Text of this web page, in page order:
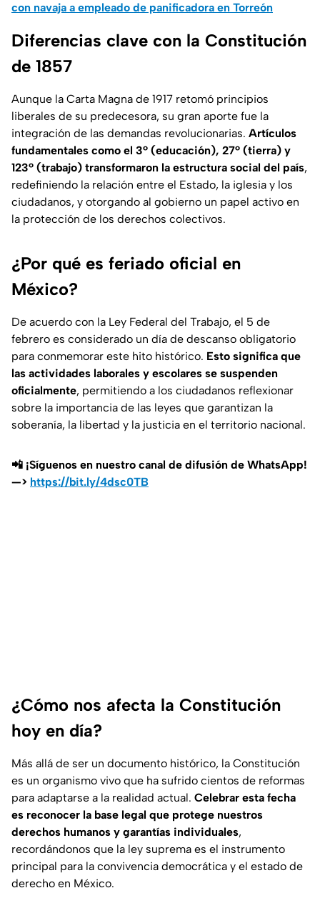
con navaja a empleado de panificadora en Torreón
Diferencias clave con la Constitución
de 1857
Aunque la Carta Magna de 1917 retomó principios
liberales de su predecesora, su gran aporte fue la
integración de las demandas revolucionarias. Artículos
fundamentales como el 3º (educación), 27º (tierra) y
123º (trabajo) transformaron la estructura social del país,
redefiniendo la relación entre el Estado, la iglesia y los
ciudadanos, y otorgando al gobierno un papel activo en
la protección de los derechos colectivos.
¿Por qué es feriado oficial en
México?
De acuerdo con la Ley Federal del Trabajo, el 5 de
febrero es considerado un día de descanso obligatorio
para conmemorar este hito histórico. Esto significa que
las actividades laborales y escolares se suspenden
oficialmente, permitiendo a los ciudadanos reflexionar
sobre la importancia de las leyes que garantizan la
soberanía, la libertad y la justicia en el territorio nacional.
📲 ¡Síguenos en nuestro canal de difusión de WhatsApp!
—> https://bit.ly/4dsc0TB
¿Cómo nos afecta la Constitución
hoy en día?
Más allá de ser un documento histórico, la Constitución
es un organismo vivo que ha sufrido cientos de reformas
para adaptarse a la realidad actual. Celebrar esta fecha
es reconocer la base legal que protege nuestros
derechos humanos y garantías individuales,
recordándonos que la ley suprema es el instrumento
principal para la convivencia democrática y el estado de
derecho en México.